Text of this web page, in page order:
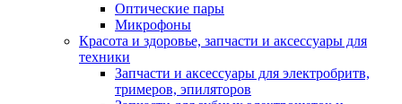
Оптические пары
Микрофоны
Красота и здоровье, запчасти и аксессуары для
техники
Запчасти и аксессуары для электробритв,
тримеров, эпиляторов